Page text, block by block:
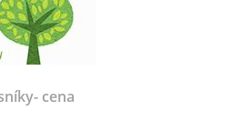
cena